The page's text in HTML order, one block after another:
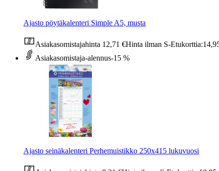
Ajasto pöytäkalenteri Simple A5, musta
Asiakasomistajahinta 12,71 €Hinta ilman S-Etukorttia:
Asiakasomistaja-alennus-15 %
Ajasto seinäkalenteri Perhemuistikko 250x415 lukuvuosi